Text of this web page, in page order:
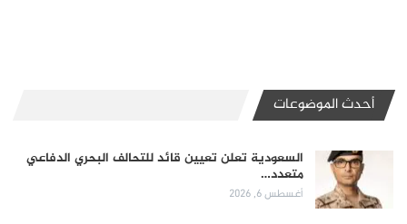
أحدث الموضوعات
السعودية تعلن تعيين قائد للتحالف البحري الدفاعي
متعدد…
أغسطس 6, 2026